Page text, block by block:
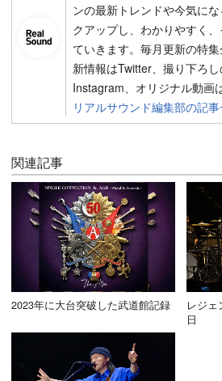
ンの最新トレンドや今気に
クアップし、わかりやすく
ていきます。毎月更新の特
新情報はTwitter、撮り下ろ
Instagram、オリジナル動画
リアルサウンド編集部の記
関連記事
2023年に大台突破した武道館記録
レジ
日